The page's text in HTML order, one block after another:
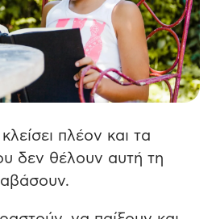
πλέον και τα
δεν θέλουν αυτή τη